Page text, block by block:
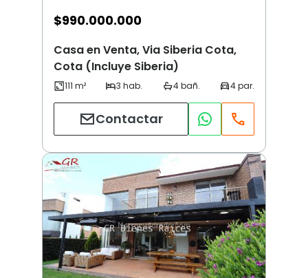
$990.000.000
Casa en Venta, Via Siberia Cota,
Cota (Incluye Siberia)
Contactar